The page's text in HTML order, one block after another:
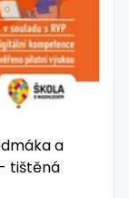
a
tištěná